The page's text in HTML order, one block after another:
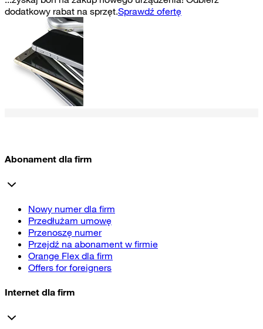
dodatkowy rabat na sprzęt.Sprawdź ofertę
Abonament dla firm
Nowy numer dla firm
Przedłużam umowę
Przenoszę numer
Przejdź na abonament w firmie
Orange Flex dla firm
Offers for foreigners
Internet dla firm